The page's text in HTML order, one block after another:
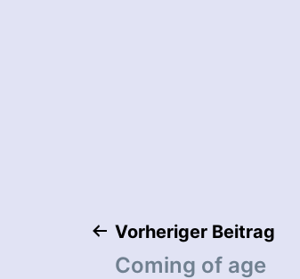
Vorheriger Beitrag
Coming of age